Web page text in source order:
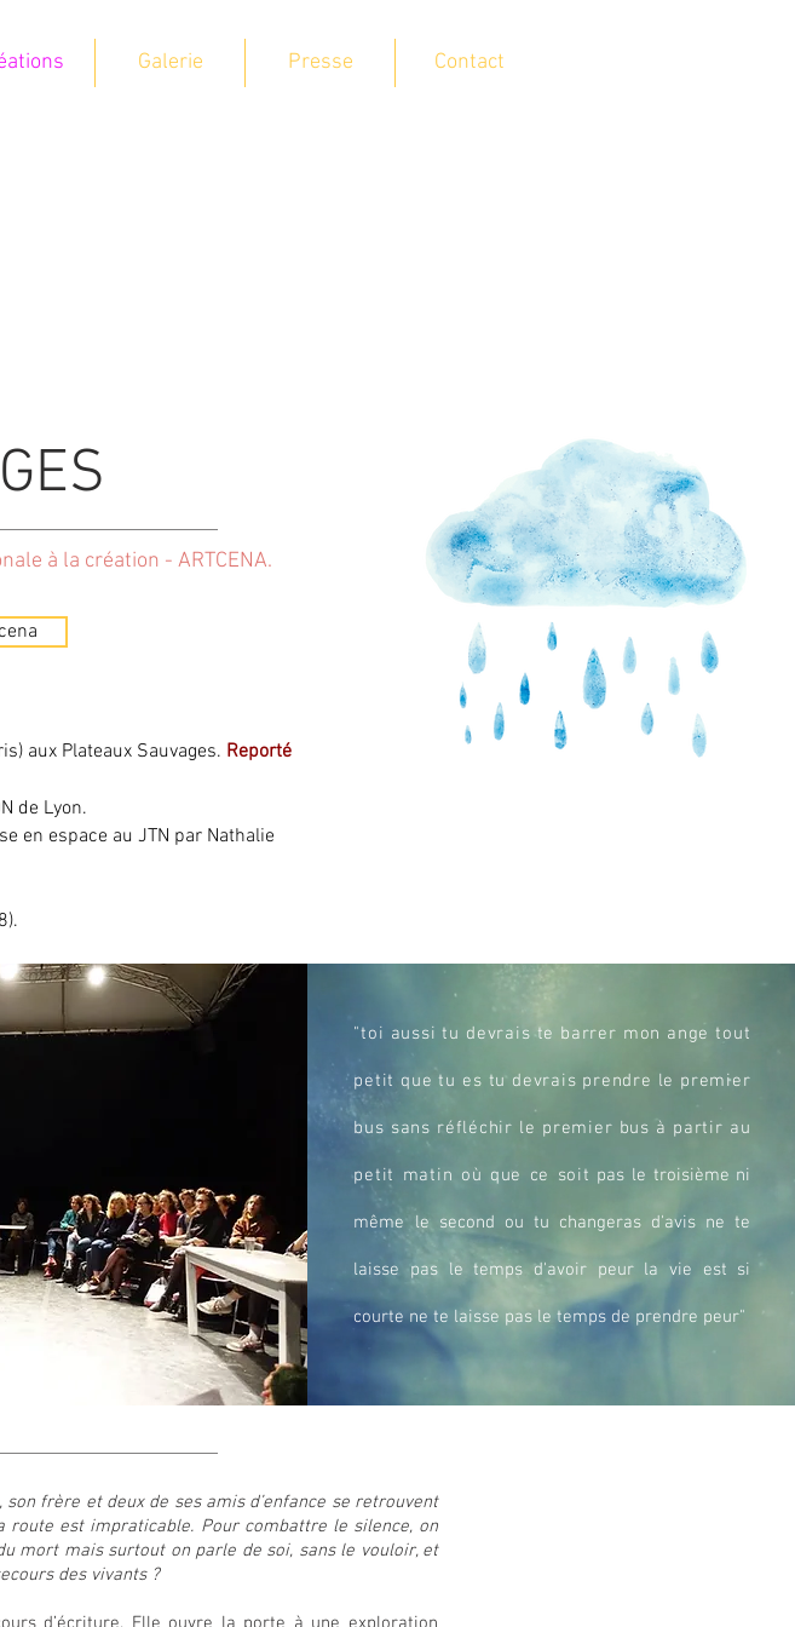
Galerie Presse Contact
à la création - ARTCENA.
aux Plateaux Sauvages. Reporté
de Lyon.
en espace au JTN par Nathalie
"toi aussi tu devrais te barrer mon ange tout
petit que tu es tu devrais prendre le premier
bus sans réfléchir le premier bus à partir au
petit matin où que ce soit pas le troisième ni
même le second ou tu changeras d'avis ne te
laisse pas le temps d'avoir peur la vie est si
courte ne te laisse pas le temps de prendre peur"
frère et deux de ses amis d’enfance se retrouvent
est impraticable. Pour combattre le silence, on
mort mais surtout on parle de soi, sans le vouloir, et
des vivants ?